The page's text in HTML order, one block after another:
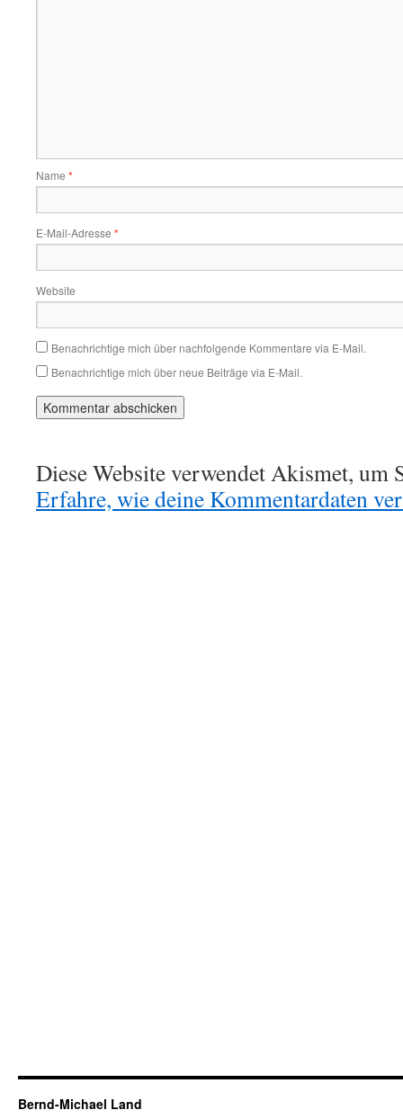
Name *
E-Mail-Adresse *
Website
Benachrichtige mich über nachfolgende Kommentare via E-Mail.
Benachrichtige mich über neue Beiträge via E-Mail.
Diese Website verwendet Akismet, um
Erfahre, wie deine Kommentardaten
Bernd-Michael Land